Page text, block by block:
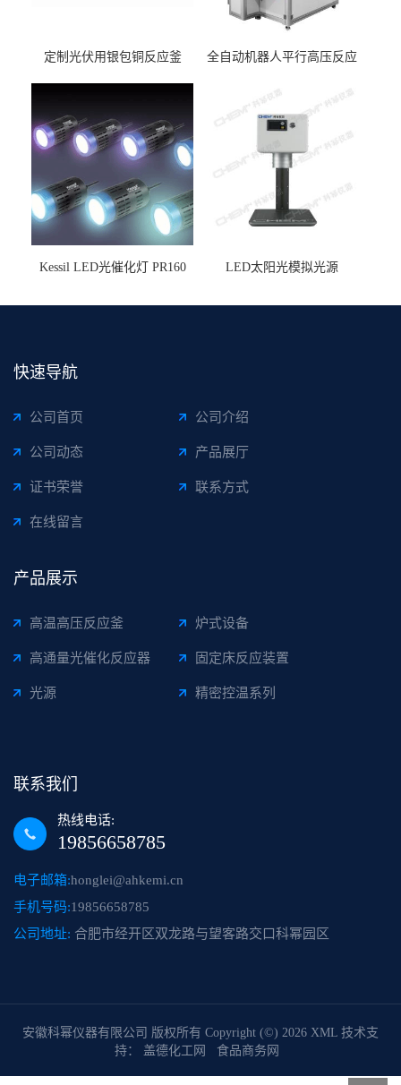
定制光伏用银包铜反应釜
全自动机器人平行高压反应
Kessil LED光催化灯 PR160 LED太阳光模拟光源
快速导航
公司首页 公司介绍
公司动态 产品展厅
证书荣誉 联系方式
在线留言
产品展示
高温高压反应釜 炉式设备
高通量光催化反应器 固定床反应装置
光源 精密控温系列
联系我们
热线电话:
19856658785
电子邮箱:honglei@ahkemi.cn
手机号码:19856658785
公司地址: 合肥市经开区双龙路与望客路交口科幂园区
安徽科幂仪器有限公司 版权所有 Copyright (©) 2026 XML 技术支
持： 盖德化工网 食品商务网